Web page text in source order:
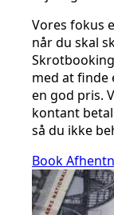
Vores fokus
når du skal
med at finde
en god pris.
kontant
så du ikke
Book